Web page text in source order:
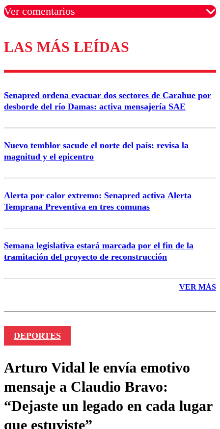
Ver comentarios
Los comentarios son moderados para garantizar un
diálogo respetuoso.
Correo
LAS MÁS LEÍDAS
Senapred ordena evacuar dos sectores de Carahue por
desborde del río Damas: activa mensajería SAE
Nuevo temblor sacude el norte del país: revisa la
magnitud y el epicentro
Alerta por calor extremo: Senapred activa Alerta
Temprana Preventiva en tres comunas
Semana legislativa estará marcada por el fin de la
tramitación del proyecto de reconstrucción
VER MÁS
DEPORTES
Arturo Vidal le envía emotivo
mensaje a Claudio Bravo:
“Dejaste un legado en cada lugar
que estuviste”